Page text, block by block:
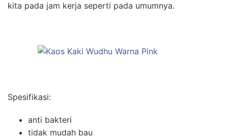
kita pada jam kerja seperti pada umumnya.
Spesifikasi:
anti bakteri
tidak mudah bau